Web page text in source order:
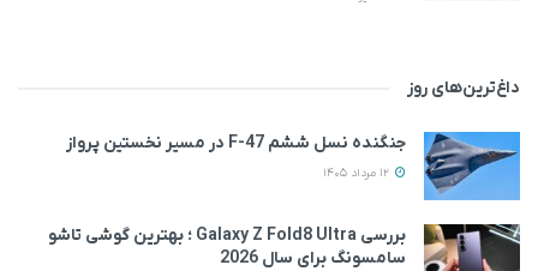
داغ‌ترین‌های روز
جنگنده نسل ششم F-47 در مسیر نخستین پرواز
بررسی Galaxy Z Fold8 Ultra ؛ بهترین گوشی تاشو
سامسونگ برای سال 2026